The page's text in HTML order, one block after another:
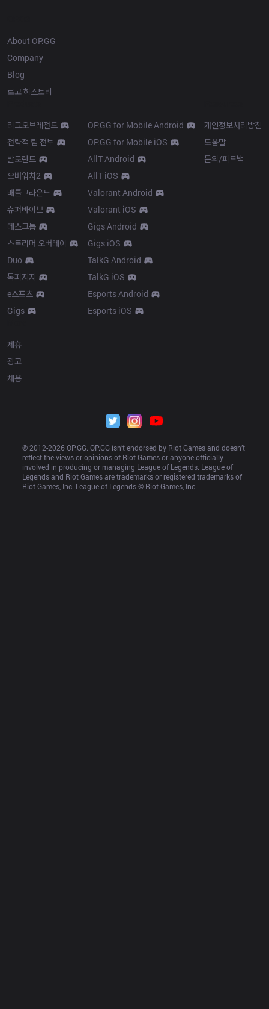
About OP.GG
Company
Blog
로고 히스토리
리그오브레전드
전략적 팀 전투
발로란트
오버워치2
배틀그라운드
슈퍼바이브
데스크톱
스트리머 오버레이
Duo
톡피지지
e스포츠
Gigs
OP.GG for Mobile Android
OP.GG for Mobile iOS
AllT Android
AllT iOS
Valorant Android
Valorant iOS
Gigs Android
Gigs iOS
TalkG Android
TalkG iOS
Esports Android
Esports iOS
개인정보처리방침
도움말
문의/피드백
제휴
광고
채용
© 2012-2026 OP.GG. OP.GG isn’t endorsed by Riot Games and doesn’t
reflect the views or opinions of Riot Games or anyone officially
involved in producing or managing League of Legends. League of
Legends and Riot Games are trademarks or registered trademarks of
Riot Games, Inc. League of Legends © Riot Games, Inc.